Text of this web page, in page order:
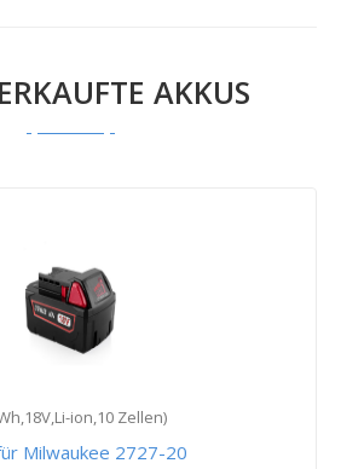
AKKUS
ion,10 Zellen)
Milwaukee 2727-20